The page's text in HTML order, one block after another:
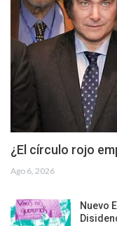
¿El círculo rojo
Ago 6, 2026
Nuevo